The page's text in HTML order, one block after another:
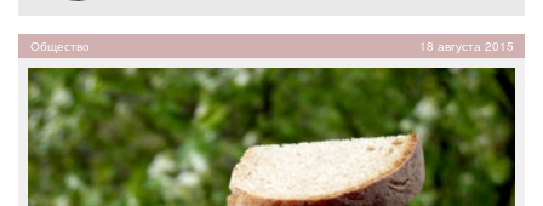
Общество 18 августа 2015